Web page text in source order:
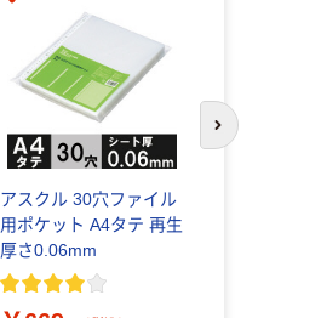
アスクル 30穴ファイル
用ポケット A4タテ 再生
厚さ0.06mm
次のスライド